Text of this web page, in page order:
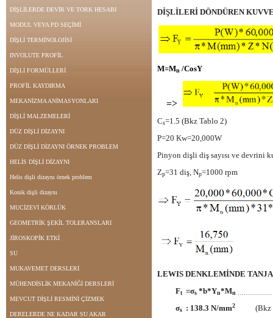
DİŞLİLERDE DEVİR VE TORK HESABI
MODUL VEYA PD SEÇİMİ
DİŞLİ TERMİNOLOJİSİ
INVOLUTE PROFİL
DİŞLİ FORMÜLLERİ
PROFİL KAYDIRMA
MEKANİZMA ANİMASYONLARI
DİŞLİ MALZEMELERİ
DÜZ DİŞLİ DİZAYNI
DÜZ DİŞLİ DİZAYNI ÖRNEK PROBLEM
HELİS DİŞLİ DİZAYNI
Helis dişli dizaynı örnek problem
Konik dişli dizaynı
MUCİZEVİ KÖRLÜK
GEOMETRİK ŞEKİL TOLERANSLARI
JİROSKOPİK ETKİ
SU
MUKAVEMET DERSLERİ
MÜHENDİSLİK MEKANİĞİ DERSLERİ
MEVCUT DİŞLİ RESMİNİ ÇİZMEK
DERELERDE NE KADAR SU AKAR
DİŞLİLERİ DÖNDÜREN
M=Mn /CosΥ
=>
Cs=1.5 (Bkz Tablo 2)
P=20 Kw=20,000W
Pinyon dişli diş sayısı ve devrini
Zp=31 diş, Np=1000 rpm
LEWIS DENKLEMİNDE
Ft =σs *b*Yn*Mn
σs : 138.3 N/mm2
(Bkz